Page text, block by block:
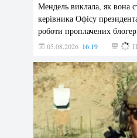
Мендель виклала, як вона
керівника Офісу
роботи проплачених
05.08.2026 16:19 240